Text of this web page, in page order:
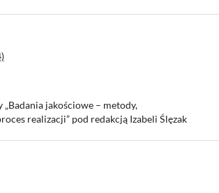
jakościowe – metody,
realizacji” pod redakcją Izabeli Ślęzak